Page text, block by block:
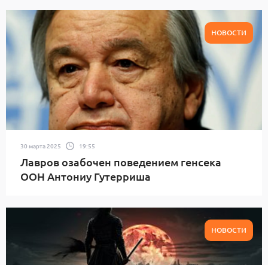
НОВОСТИ
30 марта 2025 19:55
Лавров озабочен поведением генсека
ООН Антониу Гутерриша
НОВОСТИ